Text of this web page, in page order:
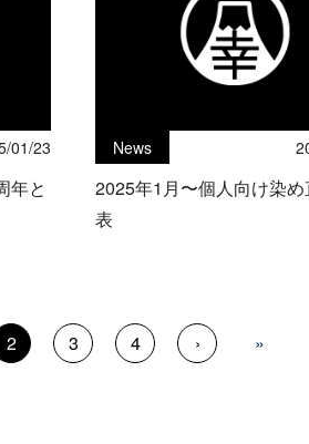
01/23
年と
News
2025年1月〜個人向け染
表
2 3 4 › »